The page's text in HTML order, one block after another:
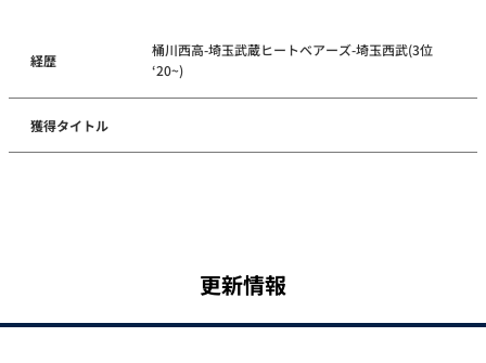
経歴
桶川西高-埼玉武蔵ヒートベアーズ-埼玉西武(3位
‘20~)
獲得タイトル
更新情報